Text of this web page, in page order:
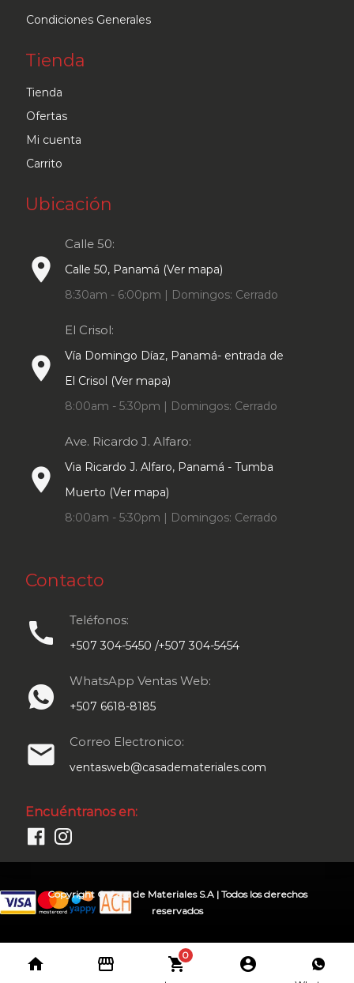
Condiciones Generales
Tienda
Tienda
Ofertas
Mi cuenta
Carrito
Ubicación
place
Calle 50:
Calle 50, Panamá (Ver mapa)
8:30am - 6:00pm | Domingos: Cerrado
place
El Crisol:
Vía Domingo Díaz, Panamá- entrada de
El Crisol (Ver mapa)
8:00am - 5:30pm | Domingos: Cerrado
place
Ave. Ricardo J. Alfaro:
Via Ricardo J. Alfaro, Panamá - Tumba
Muerto (Ver mapa)
8:00am - 5:30pm | Domingos: Cerrado
Contacto
call Teléfonos:
+507 304-5450 /+507 304-5454
WhatsApp Ventas Web:
+507 6618-8185
email Correo Electronico:
ventasweb@casademateriales.com
Encuéntranos en:
Copyright © Casa de Materiales S.A | Todos los derechos
reservados
home storefront 0
shopping_cart account_circle